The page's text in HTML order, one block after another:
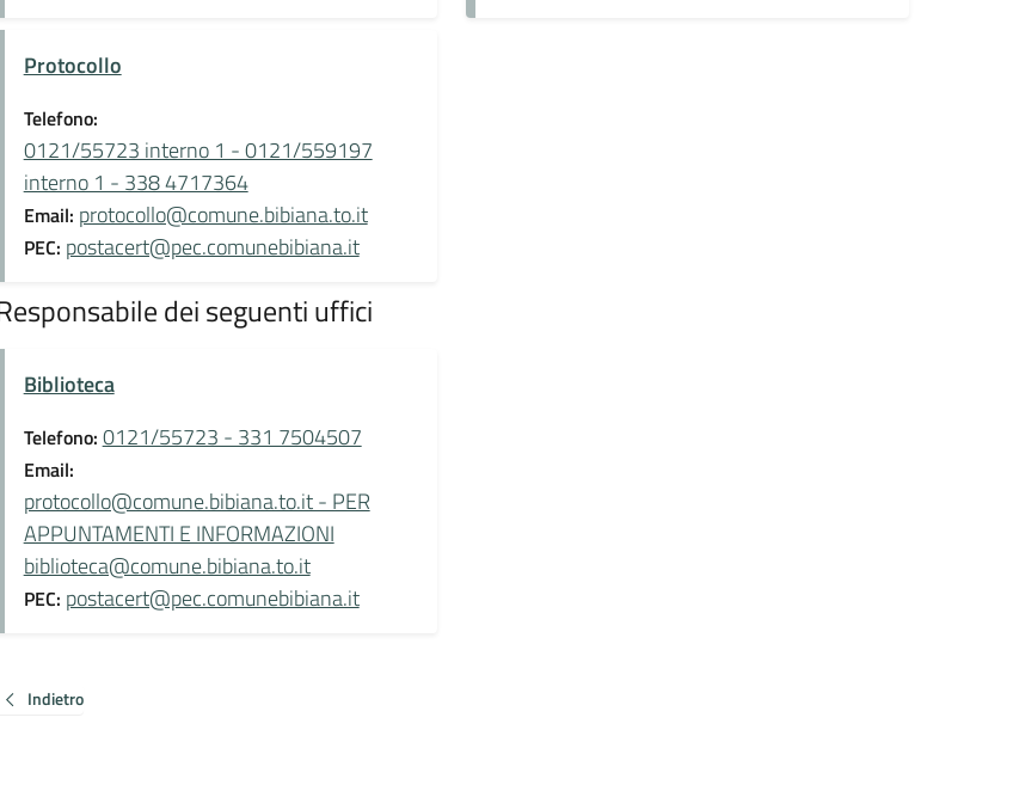
Protocollo
Telefono:
0121/55723 interno 1 - 0121/559197
interno 1 - 338 4717364
Email: protocollo@comune.bibiana.to.it
PEC: postacert@pec.comunebibiana.it
dei seguenti uffici
Biblioteca
Telefono: 0121/55723 - 331 7504507
Email:
protocollo@comune.bibiana.to.it - PER
APPUNTAMENTI E INFORMAZIONI
biblioteca@comune.bibiana.to.it
PEC: postacert@pec.comunebibiana.it
Indietro